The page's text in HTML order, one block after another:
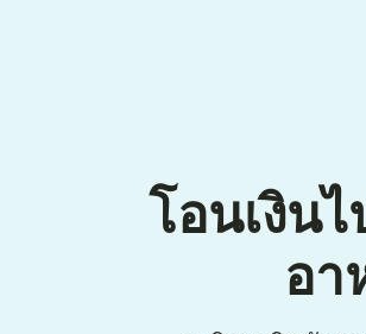
โอนเงิน
อา